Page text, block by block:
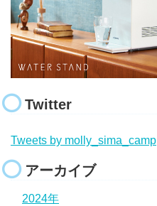
Twitter
Tweets by molly_sima_camp
アーカイブ
2024年